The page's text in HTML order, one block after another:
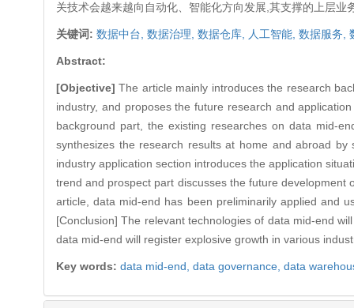
关技术会越来越向自动化、智能化方向发展,其支撑的上层
关键词: 数据中台, 数据治理, 数据仓库, 人工智能, 数据服务,
Abstract:
[Objective] The article mainly introduces the research
industry, and proposes the future research and
background part, the existing researches on data mid-
synthesizes the research results at home and abroad
industry application section introduces the application
trend and prospect part discusses the future
article, data mid-end has been preliminarily applied and
[Conclusion] The relevant technologies of data mid-end
data mid-end will register explosive growth in various
Key words: data mid-end, data governance, data